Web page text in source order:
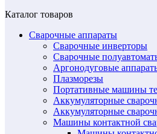
Каталог товаров
Сварочные аппараты
Сварочные инверторы
Сварочные
Аргонодуговые
Плазморезы
Портативные машины
Аккумуляторные
Аккумуляторные
Машины контактной